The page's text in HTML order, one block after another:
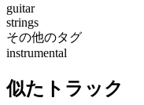
guitar
strings
その他のタグ
instrumental
似たトラック